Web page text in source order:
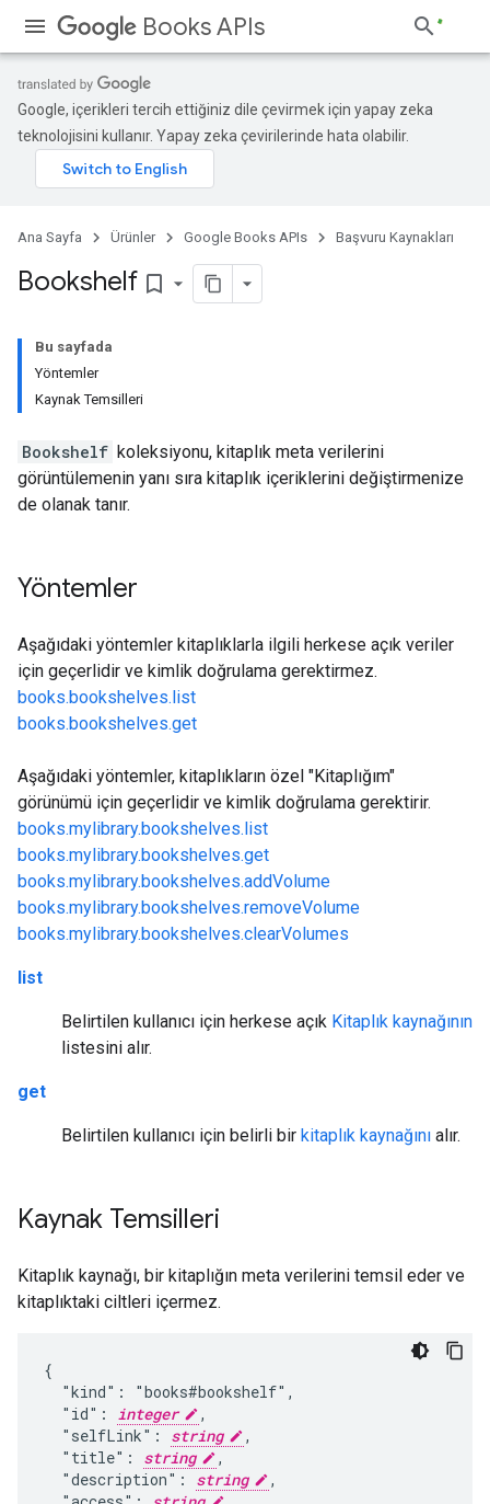
Books APIs
Google, içerikleri tercih ettiğiniz dile çevirmek için yapay zeka
teknolojisini kullanır. Yapay zeka çevirilerinde hata olabilir.
Ana Sayfa Ürünler Google Books APIs Başvuru Kaynakları
Bookshelf bookmark_border
Bu sayfada
Yöntemler
Kaynak Temsilleri
Bookshelf koleksiyonu, kitaplık meta verilerini
görüntülemenin yanı sıra kitaplık içeriklerini değiştirmenize
de olanak tanır.
Yöntemler
Aşağıdaki yöntemler kitaplıklarla ilgili herkese açık veriler
için geçerlidir ve kimlik doğrulama gerektirmez.
books.bookshelves.list
books.bookshelves.get
Aşağıdaki yöntemler, kitaplıkların özel "Kitaplığım"
görünümü için geçerlidir ve kimlik doğrulama gerektirir.
books.mylibrary.bookshelves.list
books.mylibrary.bookshelves.get
books.mylibrary.bookshelves.addVolume
books.mylibrary.bookshelves.removeVolume
books.mylibrary.bookshelves.clearVolumes
list
Belirtilen kullanıcı için herkese açık Kitaplık kaynağının
listesini alır.
get
Belirtilen kullanıcı için belirli bir kitaplık kaynağını alır.
Kaynak Temsilleri
Kitaplık kaynağı, bir kitaplığın meta verilerini temsil eder ve
kitaplıktaki ciltleri içermez.
{
  "kind": "books#bookshelf",
  "id":
integer
,
  "selfLink":
string
,
  "title":
string
,
  "description":
string
,